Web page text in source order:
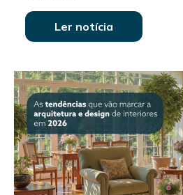
Ler notícia